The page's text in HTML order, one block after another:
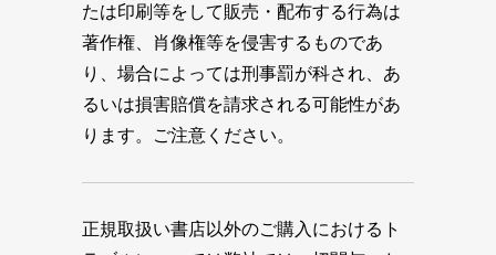
たは印刷等をして販売・配布する行為は
著作権、肖像権等を侵害するものであ
り、場合によっては刑事罰が科され、あ
るいは損害賠償を請求される可能性があ
ります。ご注意ください。
正規取扱い書店以外のご購入におけるト